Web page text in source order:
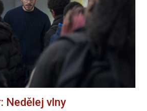
Nedělej vlny